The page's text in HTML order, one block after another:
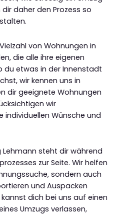
daher den Prozess so
von Wohnungen in
die alle ihre eigenen
du etwas in der Innenstadt
wir kennen uns in
dir geeignete Wohnungen
wir
individuellen Wünsche und
Lehmann steht dir während
zur Seite. Wir helfen
sondern auch
und Auspacken
dich bei uns auf einen
Umzugs verlassen,